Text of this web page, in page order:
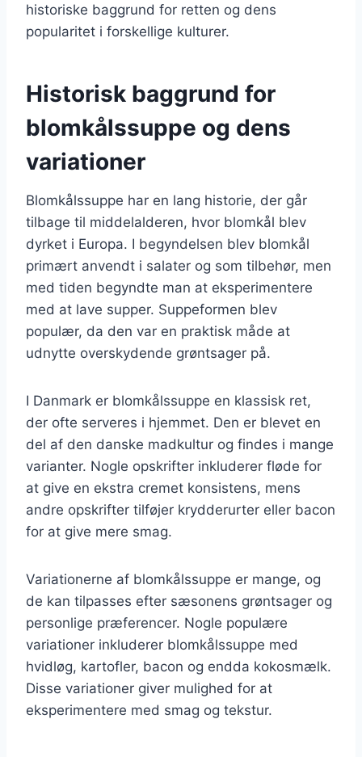
historiske baggrund for retten og dens
popularitet i forskellige kulturer.
Historisk baggrund for
blomkålssuppe og dens
variationer
Blomkålssuppe har en lang historie, der går
tilbage til middelalderen, hvor blomkål blev
dyrket i Europa. I begyndelsen blev blomkål
primært anvendt i salater og som tilbehør, men
med tiden begyndte man at eksperimentere
med at lave supper. Suppeformen blev
populær, da den var en praktisk måde at
udnytte overskydende grøntsager på.
I Danmark er blomkålssuppe en klassisk ret,
der ofte serveres i hjemmet. Den er blevet en
del af den danske madkultur og findes i mange
varianter. Nogle opskrifter inkluderer fløde for
at give en ekstra cremet konsistens, mens
andre opskrifter tilføjer krydderurter eller bacon
for at give mere smag.
Variationerne af blomkålssuppe er mange, og
de kan tilpasses efter sæsonens grøntsager og
personlige præferencer. Nogle populære
variationer inkluderer blomkålssuppe med
hvidløg, kartofler, bacon og endda kokosmælk.
Disse variationer giver mulighed for at
eksperimentere med smag og tekstur.